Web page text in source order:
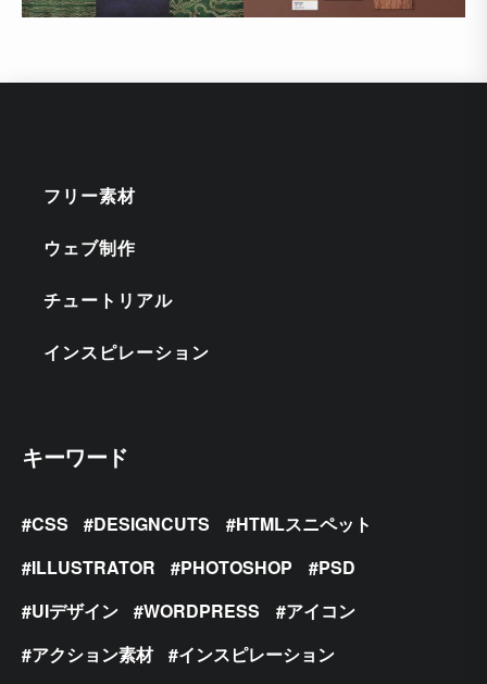
フリー素材
ウェブ制作
チュートリアル
インスピレーション
キーワード
CSS DESIGNCUTS
HTMLスニペット
ILLUSTRATOR
PHOTOSHOP
PSD
UIデザイン
WORDPRESS
アイコン
アクション素材
インスピレーション